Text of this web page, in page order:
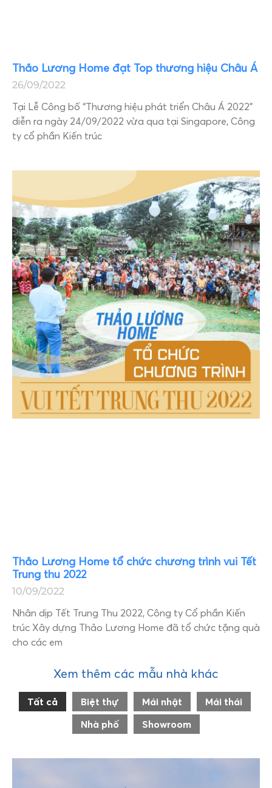
Thảo Lương Home đạt Top thương hiệu Châu Á
26/09/2022
Tại Lễ Công bố “Thương hiệu phát triển Châu Á 2022”
diễn ra ngày 24/09/2022 vừa qua tại Singapore, Công
ty cổ phần Kiến trúc
Thảo Lương Home tổ chức chương trình vui Tết
Trung thu 2022
10/09/2022
Nhân dịp Tết Trung Thu 2022, Công ty Cổ phần Kiến
trúc Xây dựng Thảo Lương Home đã tổ chức tặng quà
cho các em
Xem thêm các mẫu nhà khác
Tất cả Biệt thự Mái nhật
Mái thái
Nhà phố
Showroom